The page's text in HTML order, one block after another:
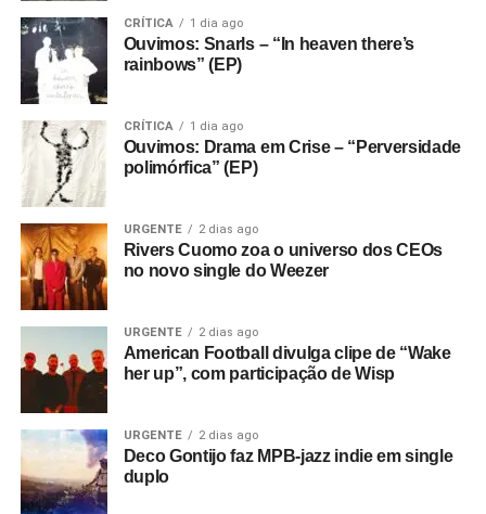
de líder místico. “Ele promete ‘expandir sua consciência’,
mas nossos advogados garantem que não o fará”, avisa a
banda.
O João Pedro Ramos, um dos apresentadores do podcast
Troca-Fitas
, nos confidenciou que adorou essa banda, o
2m8o (cujo nome se pronuncia “too mate-oh”, ou “tomato”,
tomate em português).
CRÍTICA 1 dia ago
Ouvimos: Snarls – “In heaven there’s
rainbows” (EP)
CRÍTICA 1 dia ago
Ouvimos: Drama em Crise – “Perversidade
polimórfica” (EP)
URGENTE 2 dias ago
Rivers Cuomo zoa o universo dos CEOs
no novo single do Weezer
URGENTE 2 dias ago
American Football divulga clipe de “Wake
her up”, com participação de Wisp
URGENTE 2 dias ago
Deco Gontijo faz MPB-jazz indie em single
duplo